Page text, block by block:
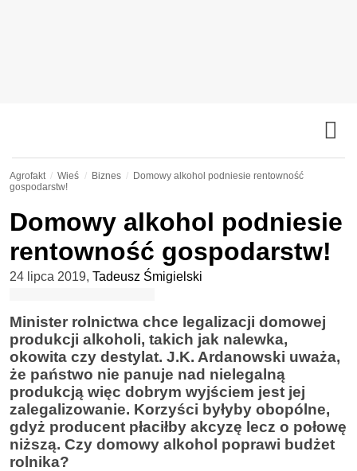
Agrofakt Wieś Biznes
Domowy alkohol podniesie rentowność
gospodarstw!
Domowy alkohol podniesie
rentowność gospodarstw!
24 lipca 2019, Tadeusz Śmigielski
Minister rolnictwa chce legalizacji domowej
produkcji alkoholi, takich jak nalewka,
okowita czy destylat. J.K. Ardanowski uważa,
że państwo nie panuje nad nielegalną
produkcją więc dobrym wyjściem jest jej
zalegalizowanie. Korzyści byłyby obopólne,
gdyż producent płaciłby akcyzę lecz o połowę
niższą. Czy domowy alkohol poprawi budżet
rolnika?